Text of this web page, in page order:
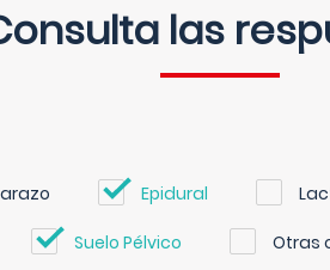
las
Epidural
Suelo Pélvico Otras